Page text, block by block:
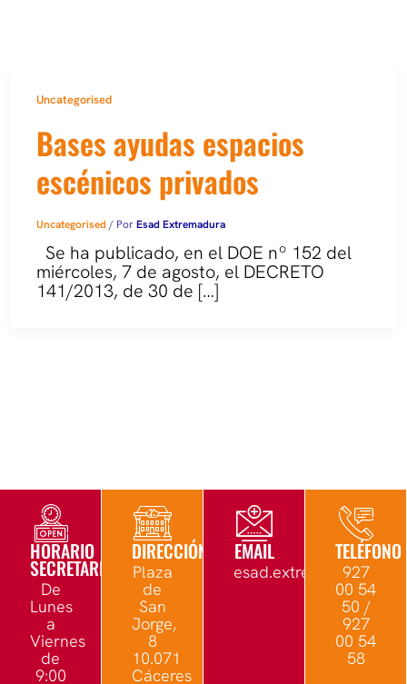
Uncategorised
Bases ayudas espacios
escénicos privados
Uncategorised / PorEsad Extremadura
Se ha publicado, en el DOE nº 152 del
miércoles, 7 de agosto, el DECRETO
141/2013, de 30 de […]
HORARIO
SECRETARÍA
De
Lunes
a
Viernes
de
9:00
DIRECCIÓN
Plaza
de
San
Jorge,
8
10.071
Cáceres
EMAIL TELÉFONO
927
00 54
50 /
927
00 54
58